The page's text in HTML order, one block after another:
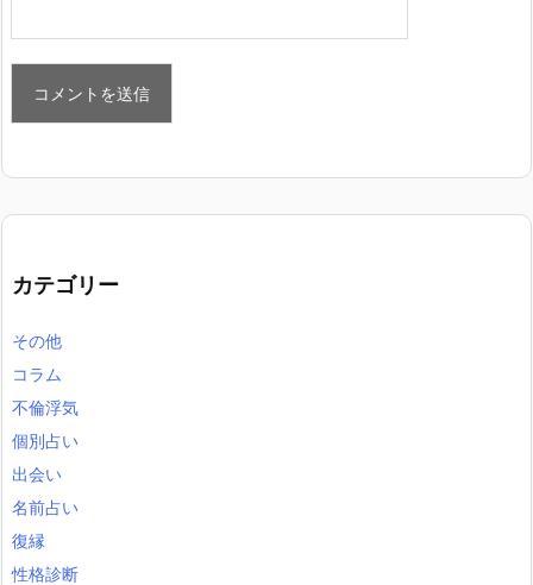
カテゴリー
その他
コラム
不倫浮気
個別占い
出会い
名前占い
復縁
性格診断